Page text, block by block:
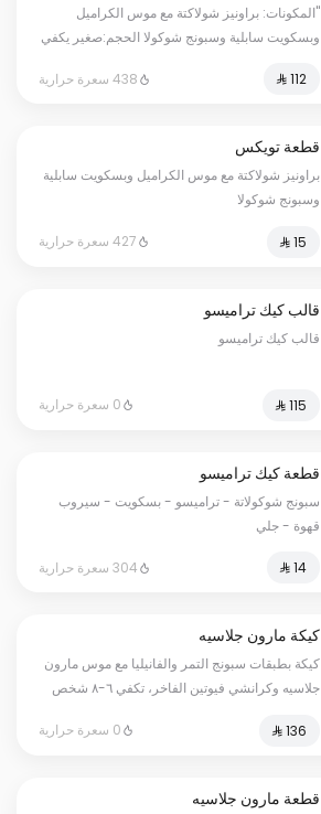
"المكونات: براونيز شولاكتة مع موس الكراميل
وبسكويت سابلية وسبونج شوكولا الحجم:صغير يكفي
⁨⁦‪‬ 112⁩
438 سعرة حرارية
قطعة تويكس
براونيز شولاكتة مع موس الكراميل وبسكويت سابلية
وسبونج شوكولا
427 سعرة حرارية
قالب كيك تراميسو
قالب كيك تراميسو
0 سعرة حرارية
قطعة كيك تراميسو
سبونج شوكولاتة - تراميسو - بسكويت - سيروب
قهوة - جلي
⁨⁦‪‬ 14⁩ 304 سعرة حرارية
كيكة مارون جلاسيه
كيكة بطبقات سبونج التمر والفانيليا مع موس مارون
جلاسيه وكرانشي فيوتين الفاخر، تكفي ٦-٨ شخص
0 سعرة حرارية
قطعة مارون جلاسيه